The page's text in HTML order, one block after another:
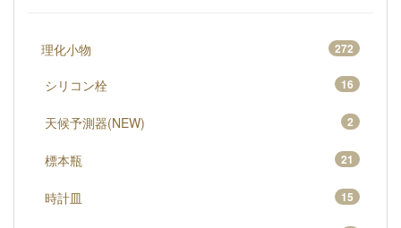
理化小物 272
シリコン栓 16
天候予測器(NEW) 2
標本瓶 21
時計皿 15